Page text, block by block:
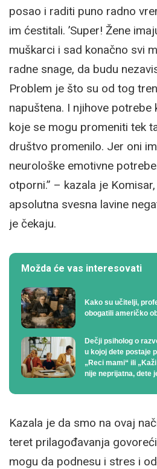
posao i raditi puno radno
im ćestitali. ’Super! Žene
muškarci i sad konačno svi
radne snage, da budu
Problem je što su od tog
napuštena. I njihove
koje se mogu promeniti tek
društvo promenilo. Jer oni
neurološke emotivne
otporni.” – kazala je
apsolutna svesna lavine
je čekaju.
Možda će vas interesovati
Kako su učitelji,
obogatili američko
Dečji psiholog o
u kojoj dete postaje
„Reci mami“ ili
nije neprijatna, dete
Kazala je da smo na ovaj
teret prilagođavanja
mogu da podnesu i stres i